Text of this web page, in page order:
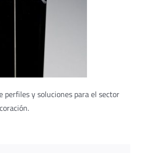
perfiles y soluciones para el sector